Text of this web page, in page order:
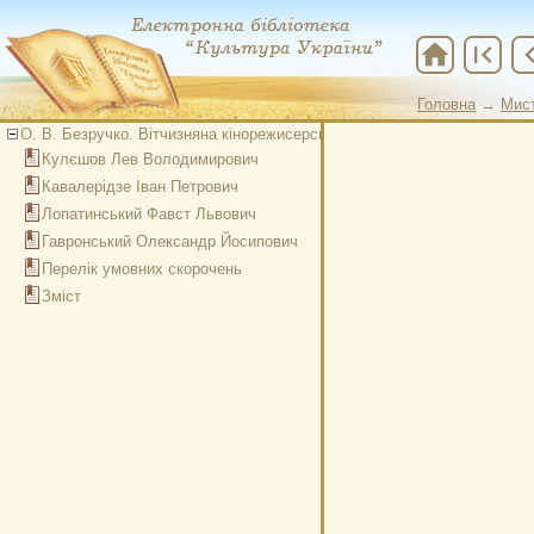
Головна →
home first_page chevron_left
О. В. Безручко. Вітчизняна кінорежисерська школа: персоналії. Том 2
Кулєшов Лев Володимирович
Кавалерідзе Іван Петрович
Лопатинський Фавст Львович
Гавронський Олександр Йосипович
Перелік умовних скорочень
Зміст